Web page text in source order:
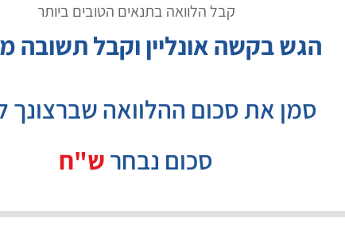
קבל הלוואה בתנאים הטובים ביותר
הגש בקשה אונליין וקבל תשובה
סמן את סכום ההלוואה שברצונך
סכום נבחרש"ח